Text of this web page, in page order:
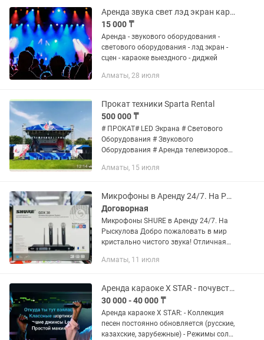
монтаж и...
Аренда звука свет лэд экран караоке сцен DJ
15 000 ₸
Аренда - звукового оборудования -
светового оборудования - лэд экран -
сцен - караоке выездного - диджей
Алматы, 28 июля
Прокат техники Sparta Rental
500 000 ₸
# ПРОКАТ# LED Экрана # Светового
Оборудования # Звукового
Оборудования # Аренда телевизоров
оснащения мероприятия Илья
Алматы, 15 июля
Микрофоны в Аренду 24/7. На Рыскулова. И многое другое
Договорная
Микрофоны SHURE в Аренду 24/7. На
Рыскулова Добро пожаловать в мир
кристально чистого звука! Отличная
мероприятий и различных
Алматы, 11 июля
Аренда караоке X STAR - почувствуй себя звездой!
30 000 - 40 000 ₸
Аренда караоке X STAR: - Коллекция
песен постоянно обновляется (русские,
казахские, зарубежные) - Режимы соло